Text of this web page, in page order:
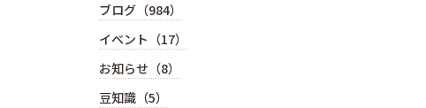
ブログ（984）
イベント（17）
お知らせ（8）
豆知識（5）